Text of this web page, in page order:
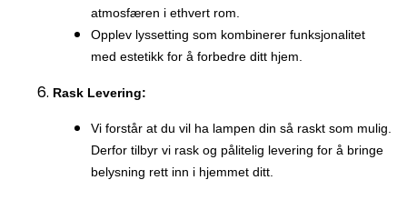
atmosfæren i ethvert rom.
Opplev lyssetting som kombinerer funksjonalitet
med estetikk for å forbedre ditt hjem.
Rask Levering:
Vi forstår at du vil ha lampen din så raskt som mulig.
Derfor tilbyr vi rask og pålitelig levering for å bringe
belysning rett inn i hjemmet ditt.